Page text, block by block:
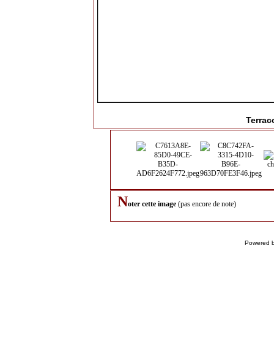
Noter cette image (pas encore de note)
Powered